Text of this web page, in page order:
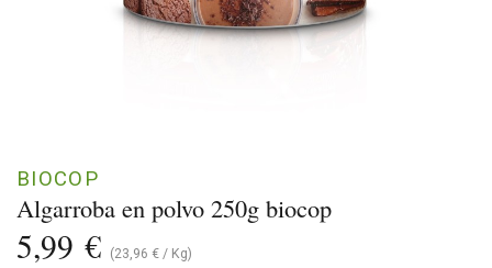
Algarroba en polvo 250g biocop
BIOCOP
5,99 € (23,96 € / Kg)